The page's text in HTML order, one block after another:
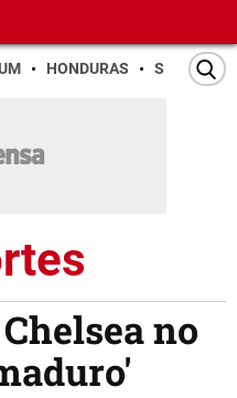
HONDURAS SAN PEDRO
no